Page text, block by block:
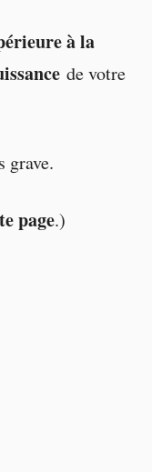
à la
de votre
grave.
page.)